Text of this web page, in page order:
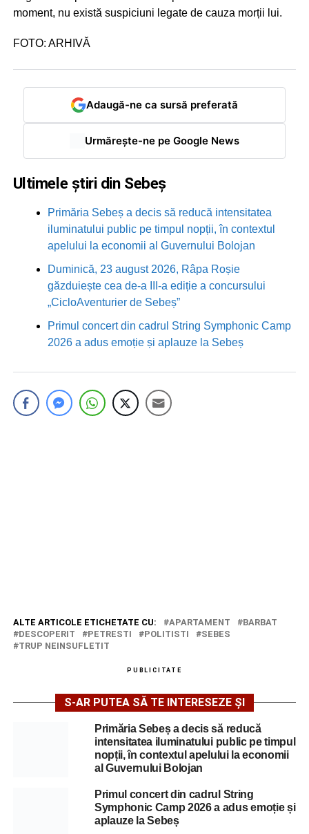
moment, nu există suspiciuni legate de cauza morții lui.
FOTO: ARHIVĂ
Adaugă-ne ca sursă preferată
Urmărește-ne pe Google News
Ultimele știri din Sebeș
Primăria Sebeș a decis să reducă intensitatea
iluminatului public pe timpul nopții, în contextul
apelului la economii al Guvernului Bolojan
Duminică, 23 august 2026, Râpa Roșie
găzduiește cea de-a III-a ediție a concursului
„CicloAventurier de Sebeș”
Primul concert din cadrul String Symphonic Camp
2026 a adus emoție și aplauze la Sebeș
ALTE ARTICOLE ETICHETATE CU: APARTAMENT
BARBAT
DESCOPERIT
PETRESTI POLITISTI
SEBES
TRUP NEINSUFLETIT
PUBLICITATE
S-AR PUTEA SĂ TE INTERESEZE ȘI
Primăria Sebeș a decis să reducă
intensitatea iluminatului public pe timpul
nopții, în contextul apelului la economii
al Guvernului Bolojan
Primul concert din cadrul String
Symphonic Camp 2026 a adus emoție și
aplauze la Sebeș